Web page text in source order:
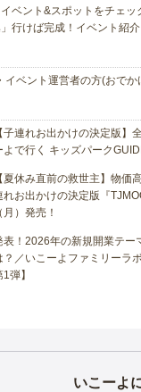
ベント&スポットをチェッ
行けば完成！イベント紹介
イベント運営者の方(おで
子連れお出かけの決定版】
よで行く キッズパーク
夏休み直前の救世主】物価
れお出かけの決定版『
月）発売！
表！2026年の新規開業テ
？／いこーよファミリーラ
弾】
いこーよ